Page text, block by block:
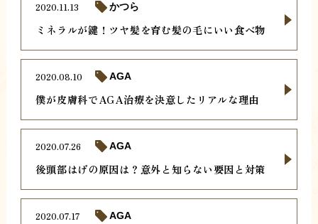
ミネラルが鍵！ツヤ髪を育む髪の毛にいい食べ物
2020.11.13 かつら
僕が皮膚科でAGA治療を決意したリアルな理由
2020.08.10 AGA
後頭部はげの原因は？意外と知らない要因と対策
2020.07.26 AGA
2020.07.17 AGA